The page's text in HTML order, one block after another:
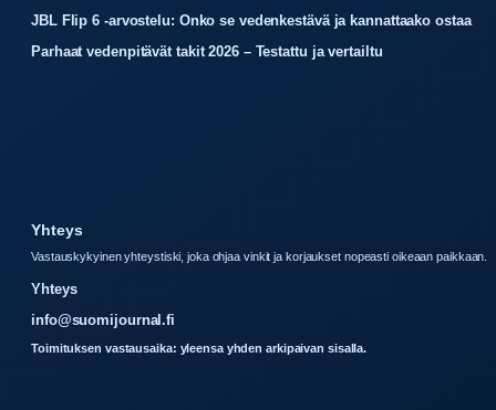
JBL Flip 6 -arvostelu: Onko se vedenkestävä ja kannattaako ostaa
Parhaat vedenpitävät takit 2026 – Testattu ja vertailtu
Yhteys
Vastauskykyinen yhteystiski, joka ohjaa vinkit ja korjaukset nopeasti oikeaan paikkaan.
Yhteys
info@suomijournal.fi
Toimituksen vastausaika: yleensa yhden arkipaivan sisalla.